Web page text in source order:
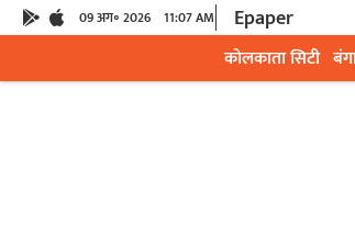
09 अग॰ 2026 11:07 AM Epaper
कोलकाता सिटी